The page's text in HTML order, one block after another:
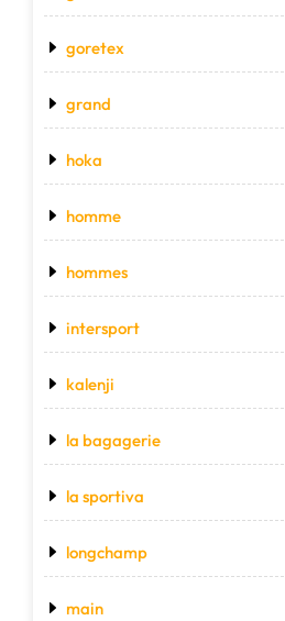
goretex
grand
hoka
homme
hommes
intersport
kalenji
la bagagerie
la sportiva
longchamp
main